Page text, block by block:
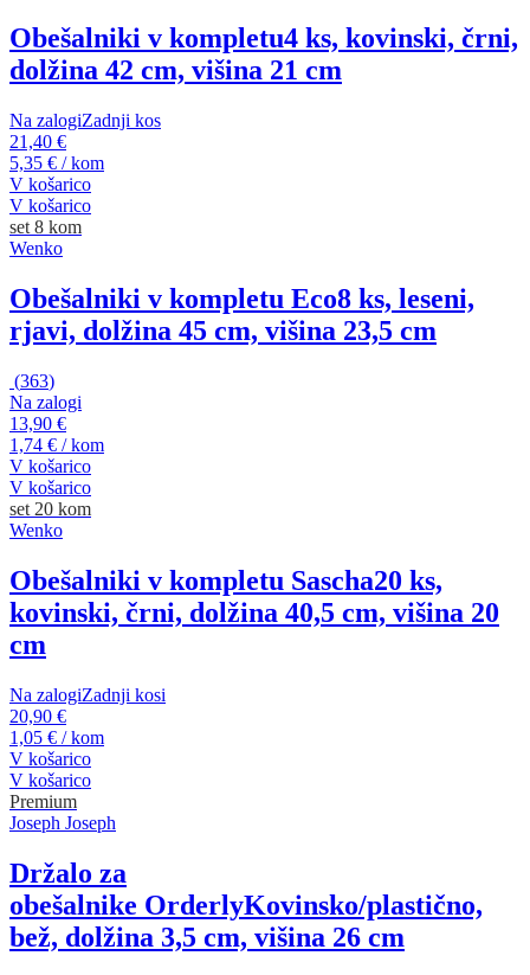
Obešalniki v kompletu4 ks, kovinski, črni,
dolžina 42 cm, višina 21 cm
Na zalogiZadnji kos
21,40 €
5,35 € / kom
V košarico
V košarico
set 8 kom
Wenko
Obešalniki v kompletu Eco8 ks, leseni,
rjavi, dolžina 45 cm, višina 23,5 cm
(363)
Na zalogi
13,90 €
1,74 € / kom
V košarico
V košarico
set 20 kom
Wenko
Obešalniki v kompletu Sascha20 ks,
kovinski, črni, dolžina 40,5 cm, višina 20
cm
Na zalogiZadnji kosi
20,90 €
1,05 € / kom
V košarico
V košarico
Premium
Joseph Joseph
Držalo za
obešalnike OrderlyKovinsko/plastično,
bež, dolžina 3,5 cm, višina 26 cm